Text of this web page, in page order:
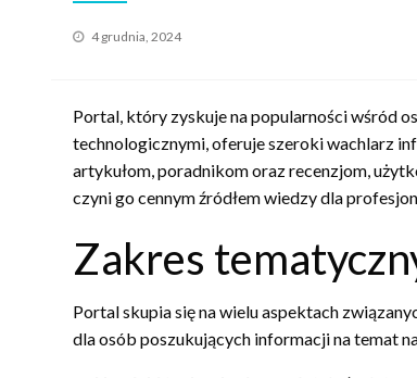
Opublikowane
4 grudnia, 2024
Portal, który zyskuje na popularności wśród
technologicznymi, oferuje szeroki wachlarz
artykułom, poradnikom oraz recenzjom,
czyni go cennym źródłem wiedzy dla
Zakres
Portal skupia się na wielu aspektach
dla osób poszukujących informacji na temat